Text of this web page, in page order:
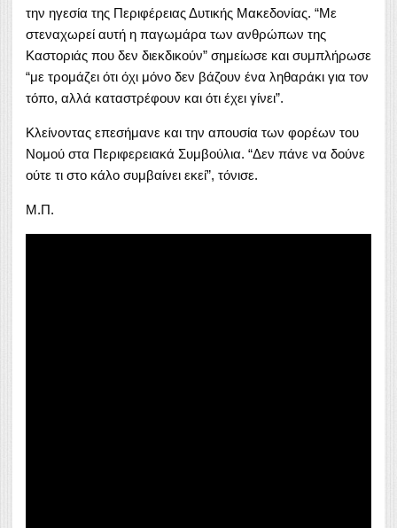
την ηγεσία της Περιφέρειας Δυτικής Μακεδονίας. “Με
στεναχωρεί αυτή η παγωμάρα των ανθρώπων της
Καστοριάς που δεν διεκδικούν” σημείωσε και συμπλήρωσε
“με τρομάζει ότι όχι μόνο δεν βάζουν ένα ληθαράκι για τον
τόπο, αλλά καταστρέφουν και ότι έχει γίνει”.
Κλείνοντας επεσήμανε και την απουσία των φορέων του
Νομού στα Περιφερειακά Συμβούλια. “Δεν πάνε να δούνε
ούτε τι στο κάλο συμβαίνει εκεί”, τόνισε.
Μ.Π.